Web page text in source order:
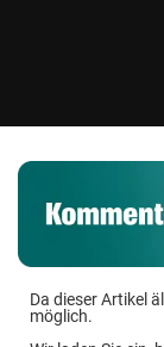
Da dieser Artikel
möglich.